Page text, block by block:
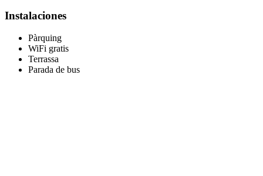
Instalaciones
Pàrquing
WiFi gratis
Terrassa
Parada de bus